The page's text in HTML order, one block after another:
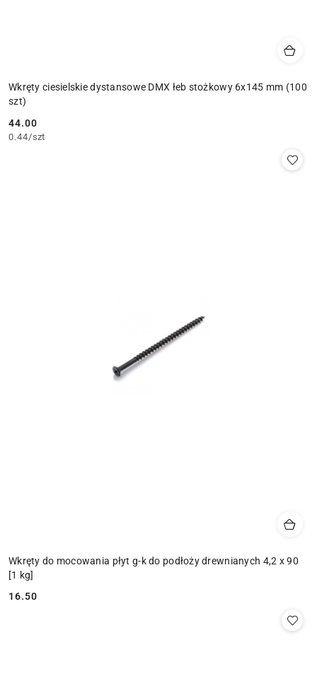
Wkręty ciesielskie dystansowe DMX łeb stożkowy 6x145 mm (100
szt)
Cena:
44.00
0.44/szt
Wkręty do mocowania płyt g-k do podłoży drewnianych 4,2 x 90
[1 kg]
Cena:
16.50